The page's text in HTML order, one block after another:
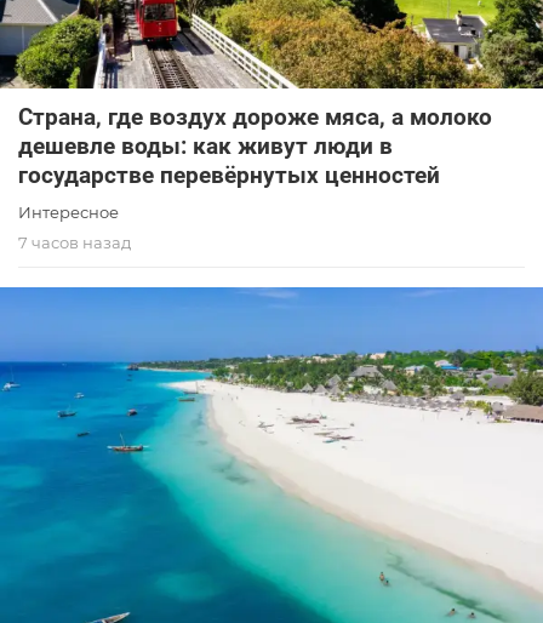
Страна, где воздух дороже мяса, а молоко
дешевле воды: как живут люди в
государстве перевёрнутых ценностей
Интересное
7 часов назад